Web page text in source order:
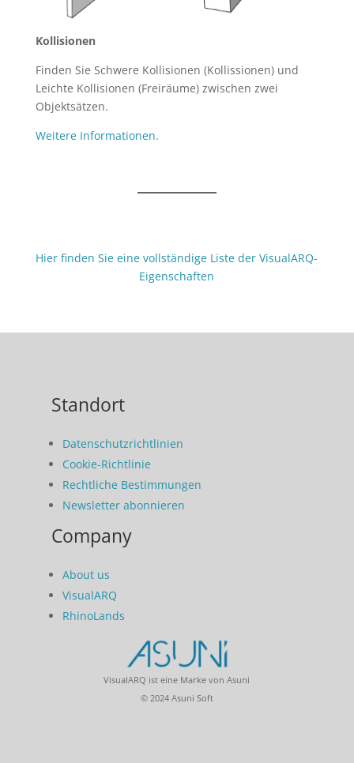
Kollisionen
Finden Sie Schwere Kollisionen (Kollissionen) und
Leichte Kollisionen (Freiräume) zwischen zwei
Objektsätzen.
Weitere Informationen.
Hier finden Sie eine vollständige Liste der VisualARQ-
Eigenschaften
Standort
Datenschutzrichtlinien
Cookie-Richtlinie
Rechtliche Bestimmungen
Newsletter abonnieren
Company
About us
VisualARQ
RhinoLands
VisualARQ ist eine Marke von Asuni
© 2024 Asuni Soft